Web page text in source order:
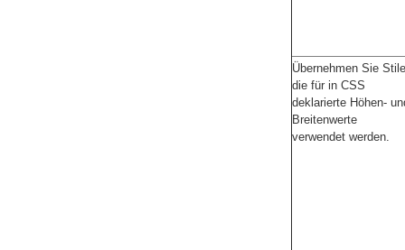
Übernehmen Sie
die für in CSS
deklarierte Höhen-
Breitenwerte
verwendet werden.